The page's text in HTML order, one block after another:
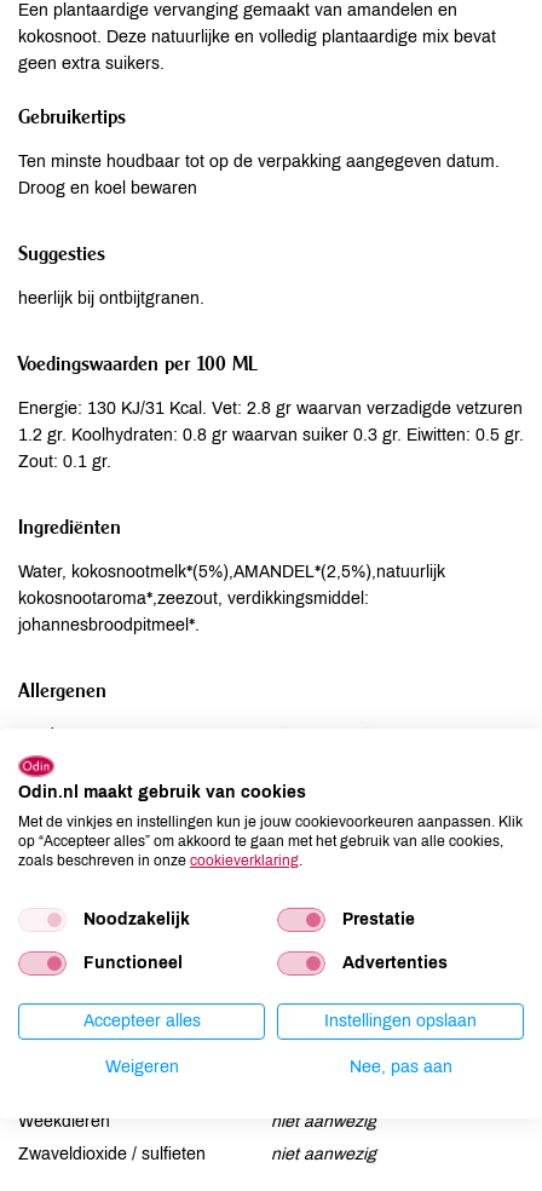
Een plantaardige vervanging gemaakt van amandelen en
kokosnoot. Deze natuurlijke en volledig plantaardige mix bevat
geen extra suikers.
Gebruikertips
Ten minste houdbaar tot op de verpakking aangegeven datum.
Droog en koel bewaren
Suggesties
heerlijk bij ontbijtgranen.
Voedingswaarden per 100 ML
Energie: 130 KJ/31 Kcal. Vet: 2.8 gr waarvan verzadigde vetzuren
1.2 gr. Koolhydraten: 0.8 gr waarvan suiker 0.3 gr. Eiwitten: 0.5 gr.
Zout: 0.1 gr.
Ingrediënten
Water, kokosnootmelk*(5%),AMANDEL*(2,5%),natuurlijk
kokosnootaroma*,zeezout, verdikkingsmiddel:
johannesbroodpitmeel*.
Allergenen
Ei
Gluten
niet aanwezig
Lactose
niet aanwezig
Lupine
niet aanwezig
Noten
aanwezig
Schaaldieren
niet aanwezig
niet aanwezig
niet aanwezig
Weekdieren
niet aanwezig
Zwaveldioxide / sulfieten
niet aanwezig
Odin.nl maakt gebruik van cookies
Met de vinkjes en instellingen kun je jouw cookievoorkeuren aanpassen. Klik
op “Accepteer alles” om akkoord te gaan met het gebruik van alle cookies,
zoals beschreven in onze cookieverklaring
Noodzakelijk Prestatie
Functioneel Advertenties
Accepteer alles Instellingen opslaan
Weigeren Nee, pas aan